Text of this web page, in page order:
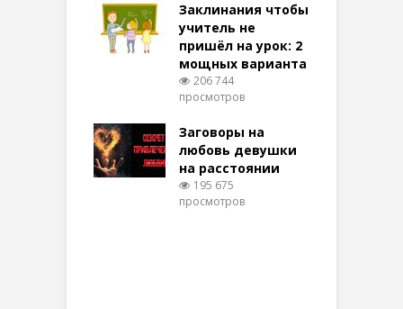
Заклинания чтобы
учитель не
пришёл на урок: 2
мощных варианта
206 744
просмотров
Заговоры на
любовь девушки
на расстоянии
195 675
просмотров